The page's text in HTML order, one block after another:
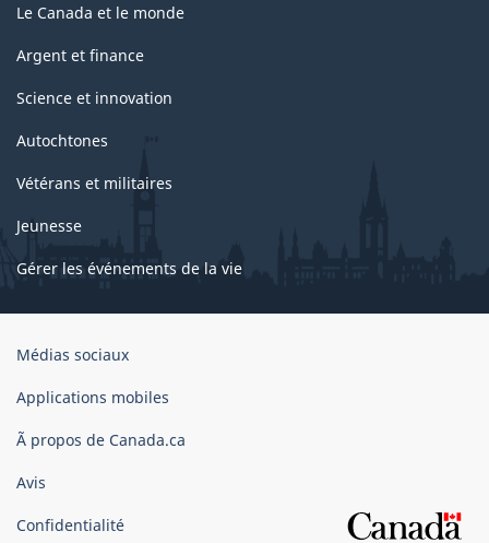
Le Canada et le monde
Argent et finance
Science et innovation
Autochtones
Vétérans et militaires
Jeunesse
Gérer les événements de la vie
Organisation
gouvernement
Canada
Médias sociaux
Applications mobiles
Ã propos de Canada.ca
Avis
Confidentialité